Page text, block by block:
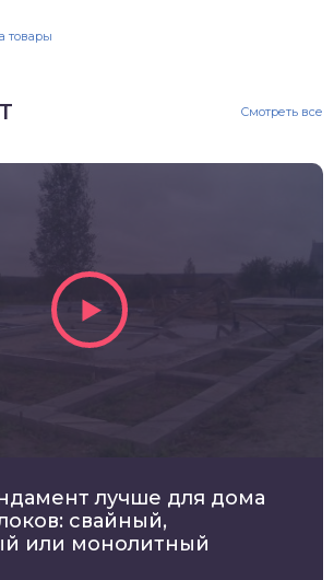
товары
Смотреть все
лучше для дома
свайный,
или монолитный